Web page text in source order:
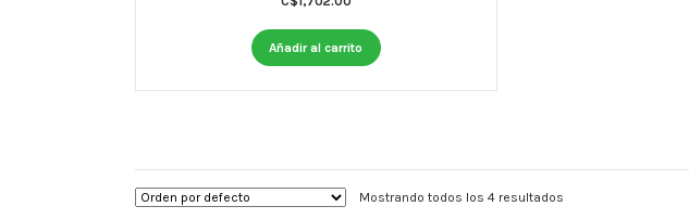
Añadir al carrito
Mostrando todos los 4 resultados